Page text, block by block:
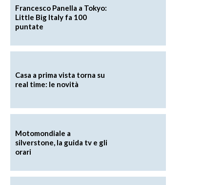
Francesco Panella a Tokyo:
Little Big Italy fa 100
puntate
Casa a prima vista torna su
real time: le novità
Motomondiale a
silverstone, la guida tv e gli
orari